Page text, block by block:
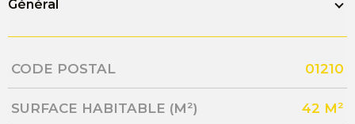
Général
Caractérisque Valeurs
CODE POSTAL 01210
SURFACE HABITABLE (M²) 42 M²